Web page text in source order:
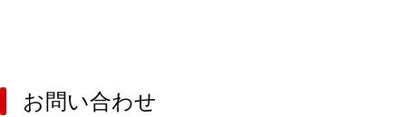
お問い合わせ